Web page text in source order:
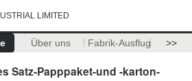
LIMITED
Über uns Fabrik-Ausflug >>
Satz-Papppaket-und -karton-